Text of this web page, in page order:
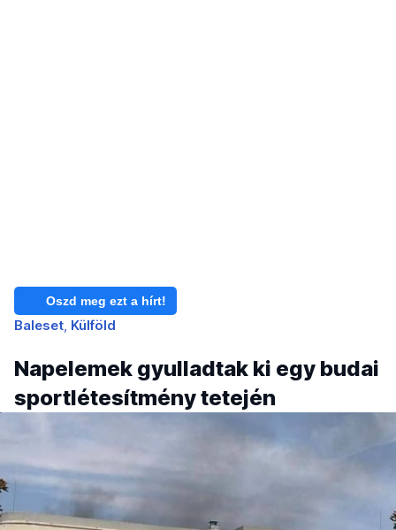
Oszd meg ezt a hírt!
Baleset Külföld
Napelemek gyulladtak ki egy budai
sportlétesítmény tetején